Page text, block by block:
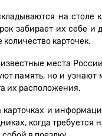
на столе
забирает их себе
карточек.
места
память, но и узнают
их расположения.
и
когда требуется